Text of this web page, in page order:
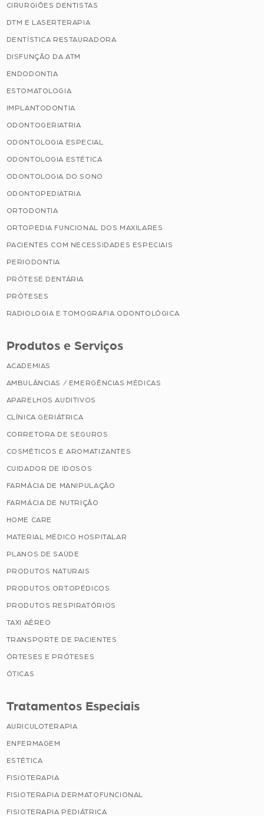
CIRURGIÕES DENTISTAS
DTM E LASERTERAPIA
DENTÍSTICA RESTAURADORA
DISFUNÇÃO DA ATM
ENDODONTIA
ESTOMATOLOGIA
IMPLANTODONTIA
ODONTOGERIATRIA
ODONTOLOGIA ESPECIAL
ODONTOLOGIA ESTÉTICA
ODONTOLOGIA DO SONO
ODONTOPEDIATRIA
ORTODONTIA
ORTOPEDIA FUNCIONAL DOS MAXILARES
PACIENTES COM NECESSIDADES ESPECIAIS
PERIODONTIA
PRÓTESE DENTÁRIA
PRÓTESES
RADIOLOGIA E TOMOGRAFIA ODONTOLÓGICA
Produtos e Serviços
ACADEMIAS
AMBULÂNCIAS / EMERGÊNCIAS MÉDICAS
APARELHOS AUDITIVOS
CLÍNICA GERIÁTRICA
CORRETORA DE SEGUROS
COSMÉTICOS E AROMATIZANTES
CUIDADOR DE IDOSOS
FARMÁCIA DE MANIPULAÇÃO
FARMÁCIA DE NUTRIÇÃO
HOME CARE
MATERIAL MÉDICO HOSPITALAR
PLANOS DE SAÚDE
PRODUTOS NATURAIS
PRODUTOS ORTOPÉDICOS
PRODUTOS RESPIRATÓRIOS
TAXI AÉREO
TRANSPORTE DE PACIENTES
ÓRTESES E PRÓTESES
ÓTICAS
Tratamentos Especiais
AURICULOTERAPIA
ENFERMAGEM
ESTÉTICA
FISIOTERAPIA
FISIOTERAPIA DERMATOFUNCIONAL
FISIOTERAPIA PEDIÁTRICA